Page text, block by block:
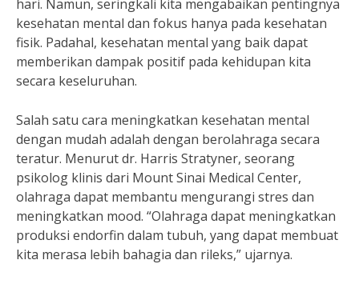
hari. Namun, seringkali kita mengabaikan pentingnya
kesehatan mental dan fokus hanya pada kesehatan
fisik. Padahal, kesehatan mental yang baik dapat
memberikan dampak positif pada kehidupan kita
secara keseluruhan.
Salah satu cara meningkatkan kesehatan mental
dengan mudah adalah dengan berolahraga secara
teratur. Menurut dr. Harris Stratyner, seorang
psikolog klinis dari Mount Sinai Medical Center,
olahraga dapat membantu mengurangi stres dan
meningkatkan mood. “Olahraga dapat meningkatkan
produksi endorfin dalam tubuh, yang dapat membuat
kita merasa lebih bahagia dan rileks,” ujarnya.